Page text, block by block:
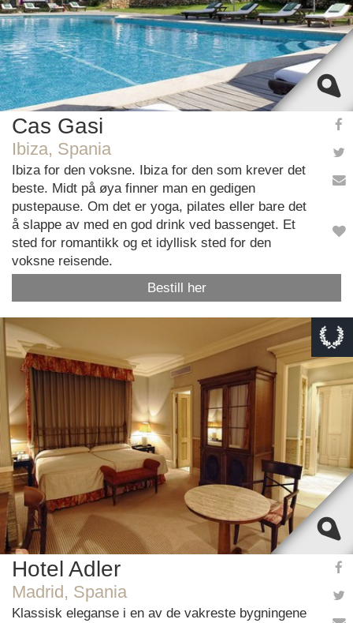
Cas Gasi
Ibiza, Spania
Ibiza for den voksne. Ibiza for den som krever det
beste. Midt på øya finner man en gedigen
pustepause. Om det er yoga, pilates eller bare det
å slappe av med en god drink ved bassenget. Et
sted for romantikk og et idyllisk sted for den
voksne reisende.
Bestill her
This page can't load Google Maps correctly.
Do you own this website?
Hotel Adler
Madrid, Spania
Klassisk eleganse i en av de vakreste bygningene